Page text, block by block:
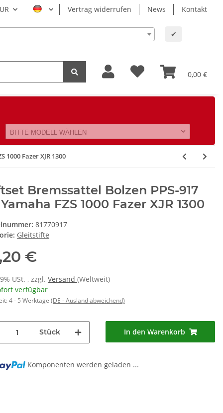
Vertrag widerrufen News Kontakt
✔
0,00 €
BITTE MODELL WÄHLEN
Fazer XJR 1300
Bremssattel Bolzen PPS-917
FZS 1000 Fazer XJR 1300
81770917
Gleitstifte
€
USt. , zzgl. Versand (Weltweit)
verfügbar
4 - 5 Werktage (DE - Ausland abweichend)
Stück In den Warenkorb
Komponenten werden geladen ...